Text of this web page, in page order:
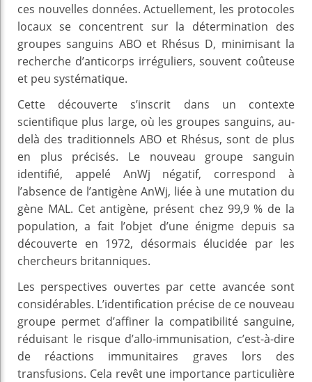
ces nouvelles données. Actuellement, les protocoles
locaux se concentrent sur la détermination des
groupes sanguins ABO et Rhésus D, minimisant la
recherche d’anticorps irréguliers, souvent coûteuse
et peu systématique.
Cette découverte s’inscrit dans un contexte
scientifique plus large, où les groupes sanguins, au-
delà des traditionnels ABO et Rhésus, sont de plus
en plus précisés. Le nouveau groupe sanguin
identifié, appelé AnWj négatif, correspond à
l’absence de l’antigène AnWj, liée à une mutation du
gène MAL. Cet antigène, présent chez 99,9 % de la
population, a fait l’objet d’une énigme depuis sa
découverte en 1972, désormais élucidée par les
chercheurs britanniques.
Les perspectives ouvertes par cette avancée sont
considérables. L’identification précise de ce nouveau
groupe permet d’affiner la compatibilité sanguine,
réduisant le risque d’allo-immunisation, c’est-à-dire
de réactions immunitaires graves lors des
transfusions. Cela revêt une importance particulière